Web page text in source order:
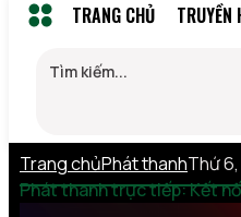
TRANG CHỦ TRUYỀN
Trang chủPhát thanh
Phát thanh trực tiếp: Kết
Thứ